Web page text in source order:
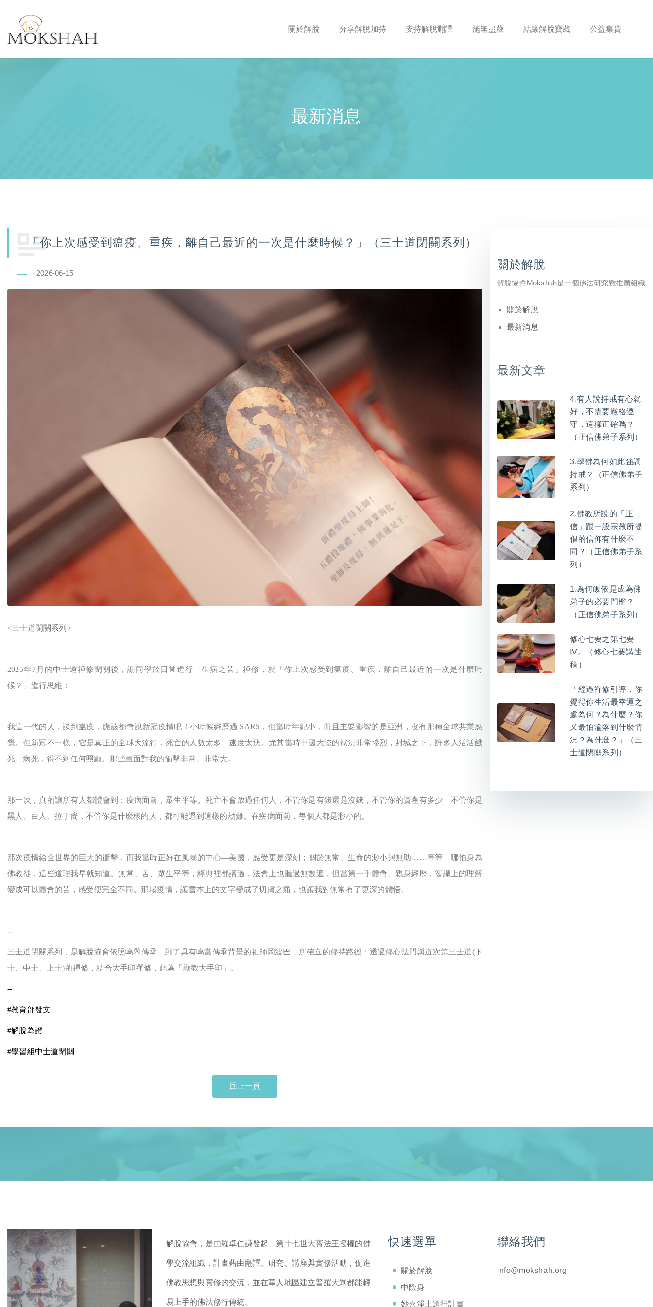
關於解脫 分享解脫加持 支持解脫翻譯 施無盡藏 結緣解脫寶藏 公益集資
最新消息
「你上次感受到瘟疫、重疾，離自己最近的一次是什麼時候？」（三士道閉關系列）
2026-06-15
<三士道閉關系列>
2025年7月的中士道禪修閉關後，謝同學於日常進行「生病之苦」禪修，就「你上次感受到瘟疫、重疾，離自己最近的一次是什麼時
候？」進行思維：
我這一代的人，談到瘟疫，應該都會說新冠疫情吧！小時候經歷過 SARS，但當時年紀小，而且主要影響的是亞洲，沒有那種全球共業感
覺。但新冠不一樣；它是真正的全球大流行，死亡的人數太多、速度太快。尤其當時中國大陸的狀況非常慘烈，封城之下，許多人活活餓
死、病死，得不到任何照顧。那些畫面對我的衝擊非常、非常大。
那一次，真的讓所有人都體會到：疫病面前，眾生平等。死亡不會放過任何人，不管你是有錢還是沒錢，不管你的資產有多少，不管你是
黑人、白人、拉丁裔，不管你是什麼樣的人，都可能遇到這樣的劫難。在疾病面前，每個人都是渺小的。
那次疫情給全世界的巨大的衝擊，而我當時正好在風暴的中心—美國，感受更是深刻；關於無常、生命的渺小與無助……等等，哪怕身為
佛教徒，這些道理我早就知道。無常、苦、眾生平等，經典裡都讀過，法會上也聽過無數遍，但當第一手體會、親身經歷，智識上的理解
變成可以體會的苦，感受便完全不同。那場疫情，讓書本上的文字變成了切膚之痛，也讓我對無常有了更深的體悟。
--
三士道閉關系列，是解脫協會依照噶舉傳承，到了具有噶當傳承背景的祖師岡波巴，所確立的修持路徑：透過修心法門與道次第三士道(下
士、中士、上士)的禪修，結合大手印禪修，此為「顯教大手印」。
--
#教育部發文
#解脫為證
#學習組中士道閉關
回上一頁
關於解脫
解脫協會Mokshah是一個佛法研究暨推廣組織
關於解脫
最新消息
最新文章
4.有人說持戒有心就
好，不需要嚴格遵
守，這樣正確嗎？
（正信佛弟子系列）
3.學佛為何如此強調
持戒？（正信佛弟子
系列）
2.佛教所說的「正
信」跟一般宗教所提
倡的信仰有什麼不
同？（正信佛弟子系
列）
1.為何皈依是成為佛
弟子的必要門檻？
（正信佛弟子系列）
修心七要之第七要
Ⅳ。（修心七要講述
稿）
「經過禪修引導，你
覺得你生活最幸運之
處為何？為什麼？你
又最怕淪落到什麼情
況？為什麼？」（三
士道閉關系列）
解脫協會，是由羅卓仁謙發起、第十七世大寶法王授權的佛
學交流組織，計畫藉由翻譯、研究、講座與實修活動，促進
佛教思想與實修的交流，並在華人地區建立普羅大眾都能輕
易上手的佛法修行傳統。
快速選單
關於解脫
中陰身
妙喜淨土送行計畫
聯絡我們
info@mokshah.org